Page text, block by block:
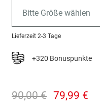
Bitte Größe wählen
Lieferzeit 2-3 Tage
+320 Bonuspunkte
90,00 € 79,99 €